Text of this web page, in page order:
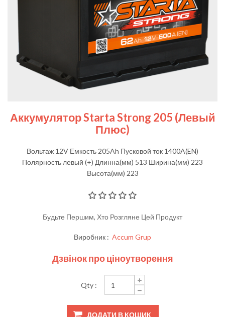
Аккумулятор Starta Strong 205 (левый
Плюс)
Вольтаж 12V Емкость 205Ah Пусковой ток 1400A(EN)
Полярность левый (+) Длинна(мм) 513 Ширина(мм) 223
Высота(мм) 223
Будьте Першим, Хто Розгляне Цей Продукт
Виробник : Accum Grup
Дзвінок про ціноутворення
Qty :